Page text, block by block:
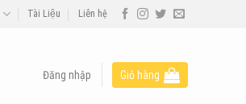
Tài Liệu Liên hệ
Đăng nhập Giỏ hàng